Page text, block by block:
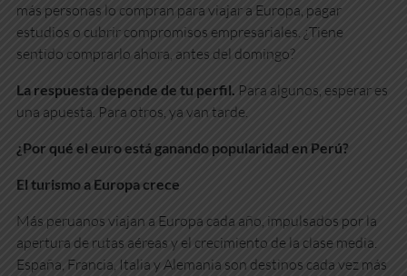
más personas lo compran para viajar a Europa, pagar
estudios o cubrir compromisos empresariales. ¿Tiene
sentido comprarlo ahora, antes del domingo?
La respuesta depende de tu perfil. Para algunos, esperar es
una apuesta. Para otros, ya van tarde.
¿Por qué el euro está ganando popularidad en Perú?
El turismo a Europa crece
Más peruanos viajan a Europa cada año, impulsados por la
apertura de rutas aéreas y el crecimiento de la clase media.
España, Francia, Italia y Alemania son destinos cada vez más